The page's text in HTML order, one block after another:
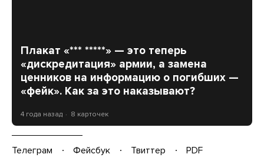
Плакат «*** *****» — это теперь
«дискредитация» армии, а замена
ценников на информацию о погибших —
«фейк». Как за это наказывают?
4 года назад 8 карточек
Телеграм Фейсбук Твиттер
PDF